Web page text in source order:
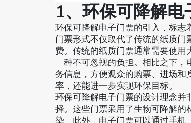
1、环保可降解
环保可降解电子门票的引入，标
门票形式不仅取代了传统的纸质
费。传统的纸质门票通常需要使
一种不可忽视的负担。相比之下
务信息，方便观众的购票、进场
率，还能进一步实现环保目标。
环保可降解电子门票的设计理念
择。这些门票采用了生物可降解
染。此外，电子门票可以通过手机